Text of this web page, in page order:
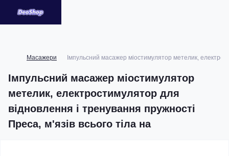
Масажери Імпульсний масажер міостимулятор метелик,
Імпульсний масажер міостимулятор
метелик, електростимулятор для
відновлення і тренування пружності
Преса, м'язів всього тіла на